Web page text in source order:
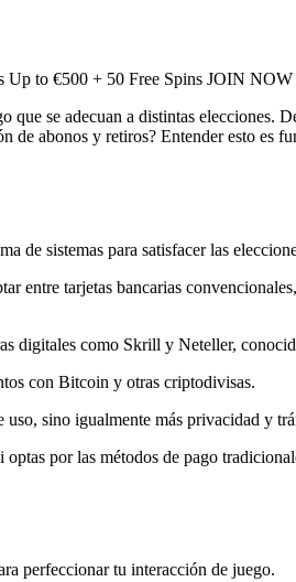
que se adecuan a distintas elecciones.
abonos y retiros? Entender esto es
de sistemas para satisfacer las
tarjetas bancarias
digitales como Skrill y Neteller,
con Bitcoin y otras criptodivisas.
sino igualmente más privacidad y
por las métodos de pago
perfeccionar tu interacción de juego.